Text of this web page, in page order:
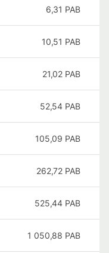
6,31 PAB
10,51 PAB
21,02 PAB
52,54 PAB
105,09 PAB
262,72 PAB
525,44 PAB
1 050,88 PAB